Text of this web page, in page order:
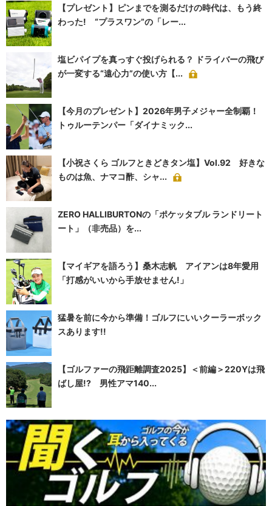
【プレゼント】ピンまでを測るだけの時代は、もう終
わった! “プラスワン”の「レー...
塩ビパイプを真っすぐ投げられる？ ドライバーの飛び
が一変する“遠心力”の使い方【...
【今月のプレゼント】2026年男子メジャー全制覇！
トゥルーテンパー「ダイナミック...
【小祝さくら ゴルフときどきタン塩】Vol.92 好きな
ものは魚、ナマコ酢、シャ...
ZERO HALLIBURTONの「ポケッタブル ランドリート
ート」（非売品）を...
【マイギアを語ろう】桑木志帆 アイアンは8年愛用
「打感がいいから手放せません!」
猛暑を前に今から準備！ゴルフにいいクーラーボック
スあります!!
【ゴルファーの飛距離調査2025】＜前編＞220Yは飛
ばし屋!? 男性アマ140...